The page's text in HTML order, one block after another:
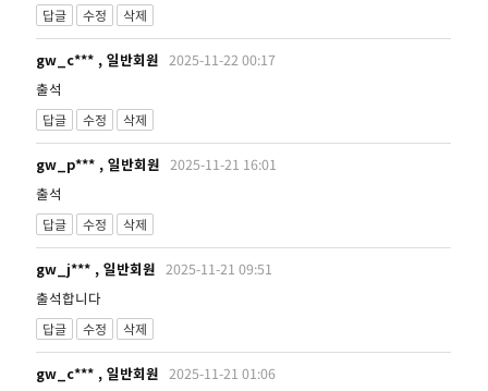
답글 수정 삭제
gw_c*** , 일반회원 2025-11-22 00:17
출석
답글 수정 삭제
gw_p*** , 일반회원 2025-11-21 16:01
출석
답글 수정 삭제
gw_j*** , 일반회원 2025-11-21 09:51
출석합니다
답글 수정 삭제
gw_c*** , 일반회원 2025-11-21 01:06